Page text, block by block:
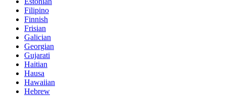
Filipino
Finnish
Frisian
Galician
Georgian
Gujarati
Haitian
Hausa
Hawaiian
Hebrew